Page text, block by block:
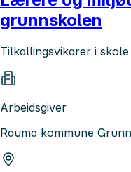
grunnskolen
Tilkallingsvikarer i
Arbeidsgiver
Rauma kommune